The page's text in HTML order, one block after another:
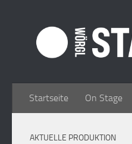
Startseite On Stage
AKTUELLE PRODUKTION